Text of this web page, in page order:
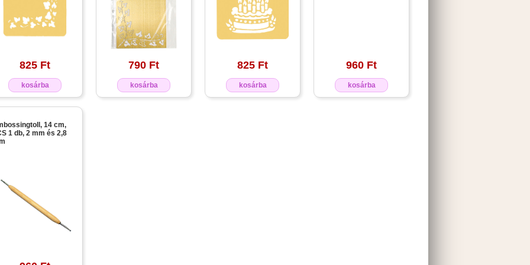
825 Ft
kosárba
790 Ft
kosárba
825 Ft
kosárba
960 Ft
kosárba
14 cm,
1 db, 2 mm és 2,8